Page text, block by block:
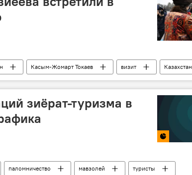
Касым-Жомарт Токаев визит Казахстан
зиёрат-туризма в
паломничество мавзолей
туристы